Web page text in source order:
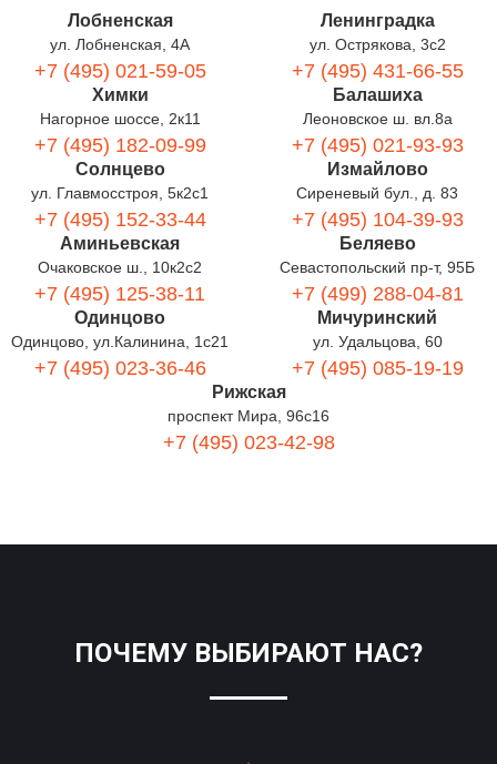
Лобненская
ул. Лобненская, 4А
+7 (495) 021-59-05
Ленинградка
ул. Острякова, 3с2
+7 (495) 431-66-55
Химки
Нагорное шоссе, 2к11
+7 (495) 182-09-99
Балашиха
Леоновское ш. вл.8а
+7 (495) 021-93-93
Солнцево
ул. Главмосстроя, 5к2с1
+7 (495) 152-33-44
Измайлово
Сиреневый бул., д. 83
+7 (495) 104-39-93
Аминьевская
Очаковское ш., 10к2с2
+7 (495) 125-38-11
Беляево
Севастопольский пр-т, 95Б
+7 (499) 288-04-81
Одинцово
Одинцово, ул.Калинина, 1с21
+7 (495) 023-36-46
Мичуринский
ул. Удальцова, 60
+7 (495) 085-19-19
Рижская
проспект Мира, 96с16
+7 (495) 023-42-98
ПОЧЕМУ ВЫБИРАЮТ НАС?